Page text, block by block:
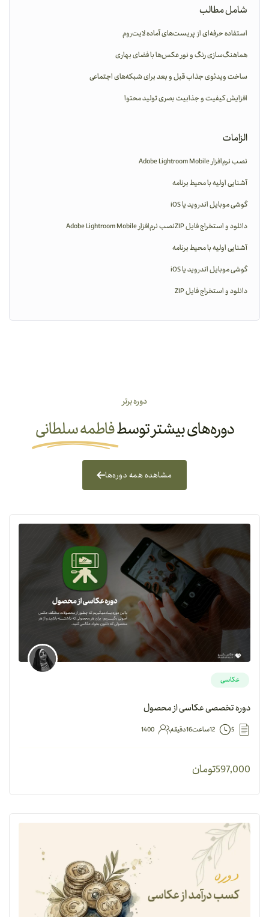
شامل مطالب
استفاده حرفه‌ای از پریست‌های آماده لایت‌روم
هماهنگ‌سازی رنگ و نور عکس‌ها با فضای بهاری
ساخت ویدئوی جذاب قبل و بعد برای شبکه‌های اجتماعی
افزایش کیفیت و جذابیت بصری تولید محتوا
الزامات
نصب نرم‌افزار Adobe Lightroom Mobile
آشنایی اولیه با محیط برنامه
گوشی موبایل اندروید یا iOS
دانلود و استخراج فایل ZIPنصب نرم‌افزار Adobe Lightroom Mobile
آشنایی اولیه با محیط برنامه
گوشی موبایل اندروید یا iOS
دانلود و استخراج فایل ZIP
دوره برتر
دوره‌های بیشتر توسطفاطمه سلطانی
مشاهده همه دوره‌ها
عکاسی
دوره تخصصی عکاسی از محصول
5 12ساعت16دقیقه 1400
597,000تومان